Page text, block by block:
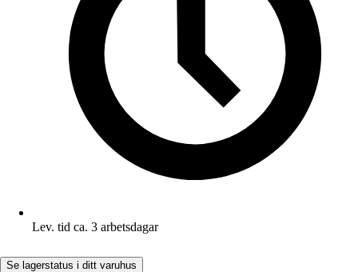
Lev. tid ca. 3 arbetsdagar
Se lagerstatus i ditt varuhus